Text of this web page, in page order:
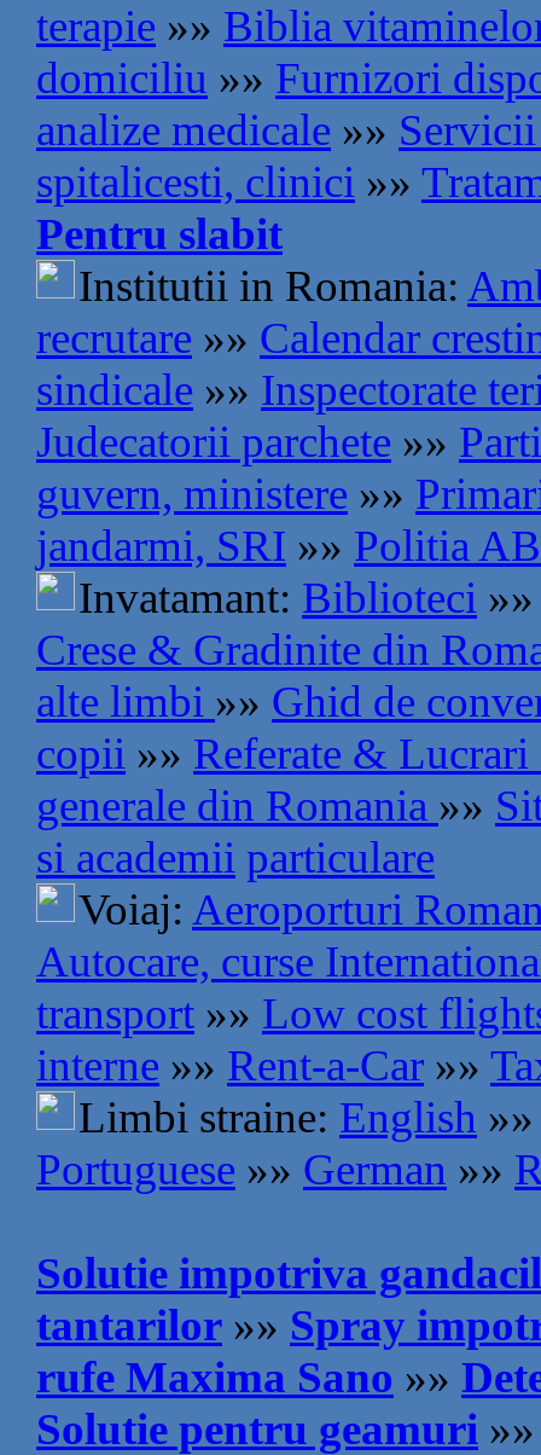
terapie »» Biblia
domiciliu »» Furnizori
analize medicale »»
spitalicesti, clinici »»
Pentru slabit
Institutii in Romania:
recrutare »» Calendar
sindicale »» Inspectorate
Judecatorii parchete »»
guvern, ministere »»
jandarmi, SRI »» Politia
Invatamant: Biblioteci »»
Crese & Gradinite din
alte limbi »» Ghid de
copii »» Referate &
generale din Romania »»
si academii particulare
Voiaj: Aeroporturi
Autocare, curse
transport »» Low cost
interne »» Rent-a-Car »»
Limbi straine: English »»
Portuguese »» German »»
Solutie impotriva
tantarilor »» Spray
rufe Maxima Sano »»
Solutie pentru geamuri »»